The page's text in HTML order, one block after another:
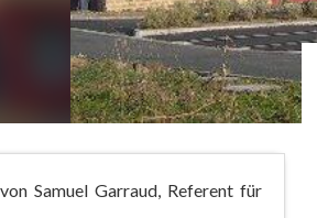
Samuel Garraud, Referent für